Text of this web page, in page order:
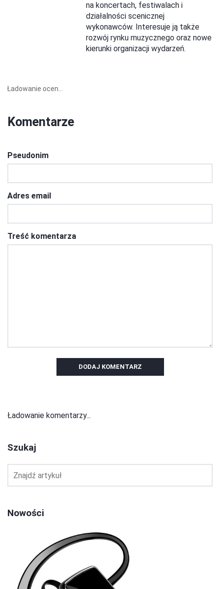
na koncertach, festiwalach i
działalności scenicznej
wykonawców. Interesuje ją także
rozwój rynku muzycznego oraz nowe
kierunki organizacji wydarzeń.
Ładowanie ocen...
Komentarze
Pseudonim
Adres email
Treść komentarza
DODAJ KOMENTARZ
Ładowanie komentarzy...
Szukaj
Nowości